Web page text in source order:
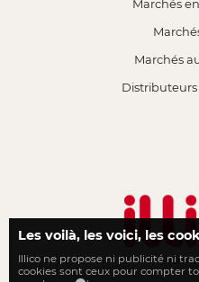
Marchés
Marchés
Le local n'a
Les voilà, les voici, les
Illico ne propose ni publicité ni
cookies sont ceux pour compter